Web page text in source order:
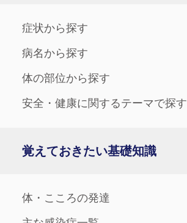
症状から探す
病名から探す
体の部位から探す
安全・健康に関するテーマで探す
覚えておきたい基礎知識
体・こころの発達